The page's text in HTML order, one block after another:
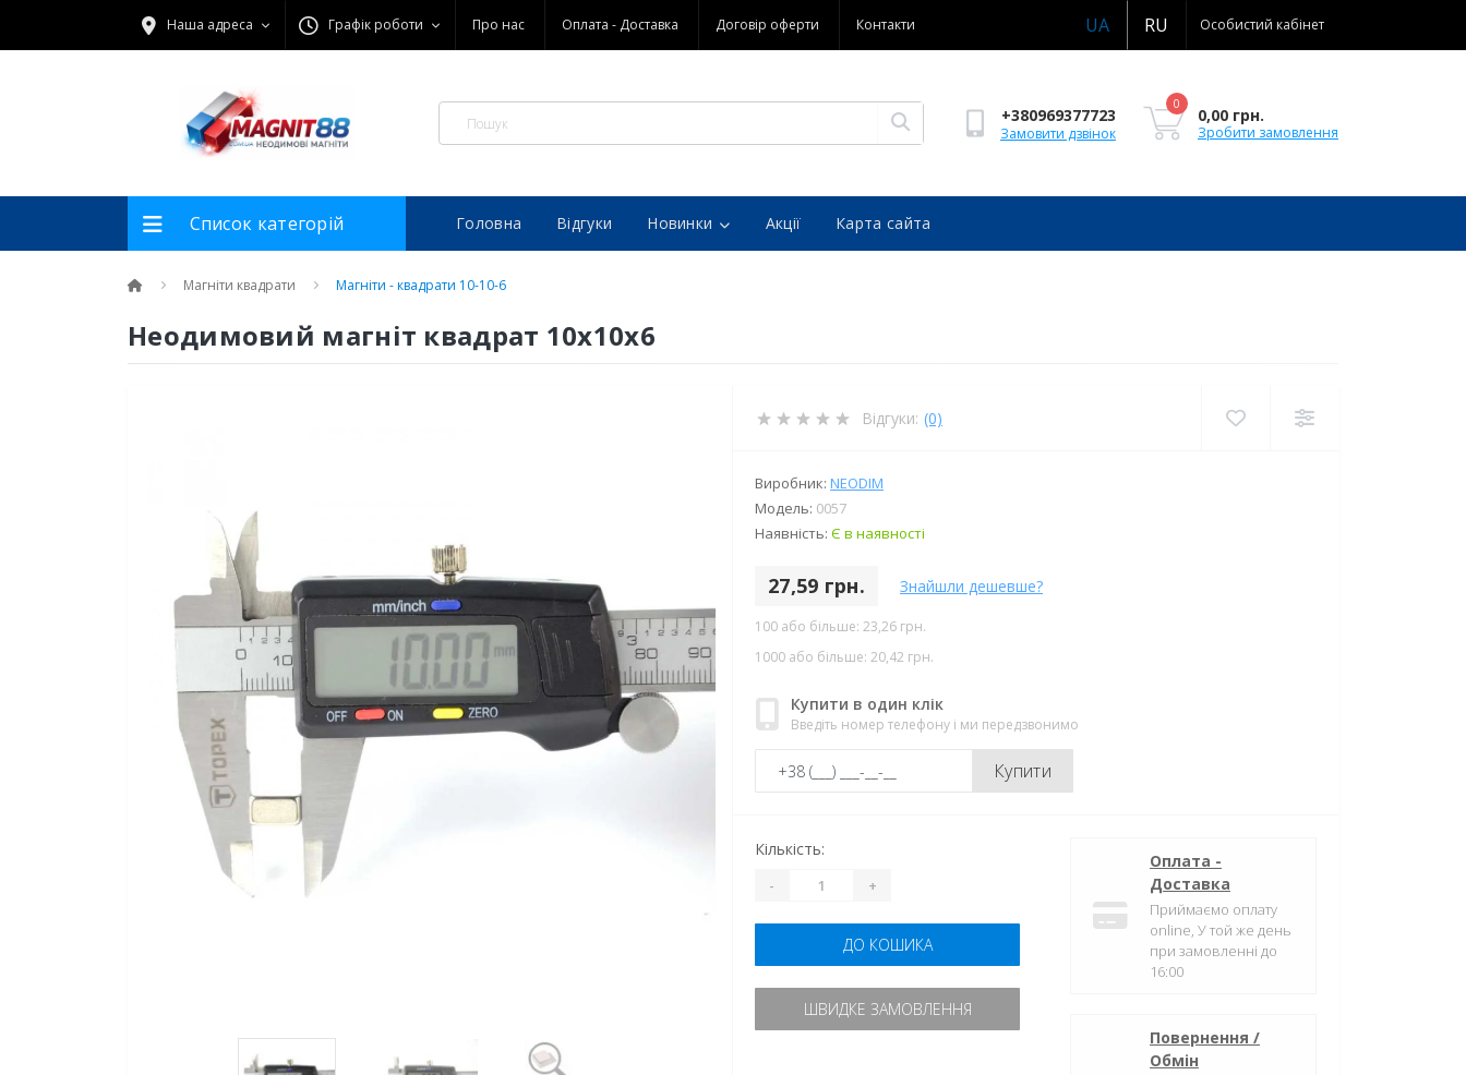
Наша адреса Графік роботи Про нас Оплата - Доставка Договір оферти Контакти UA RU Особистий кабінет
+380969377723
Замовити дзвінок
0
0,00 грн.
Зробити замовлення
Список категорій Головна Відгуки Новинки Акції Карта сайта
Магніти квадрати Магніти - квадрати 10-10-6
Неодимовий магніт квадрат 10х10х6
Відгуки: (0)
Виробник: NEODIM
Модель: 0057
Наявність: Є в наявності
27,59 грн. Знайшли дешевше?
100 або більше: 23,26 грн.
1000 або більше: 20,42 грн.
Купити в один клік
Введіть номер телефону і ми передзвонимо
Купити
Кількість:
- +
ДО КОШИКА
ШВИДКЕ ЗАМОВЛЕННЯ
Оплата -
Доставка
Приймаємо оплату
online, У той же день
при замовленні до
16:00
Повернення /
Обмін